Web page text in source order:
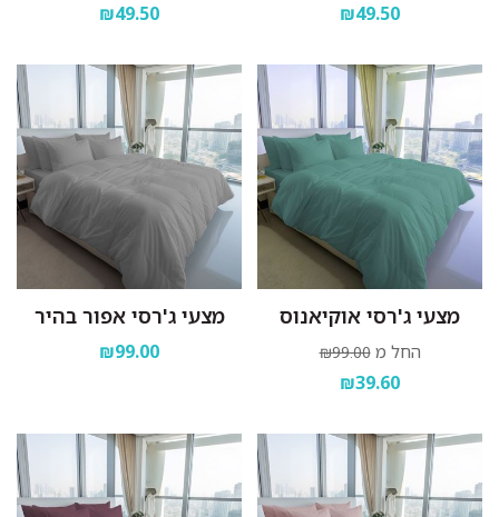
₪49.50
₪49.50
מצעי ג'רסי אוקיאנוס
החל מ ₪99.00
₪39.60
מצעי ג'רסי אפור בהיר
₪99.00